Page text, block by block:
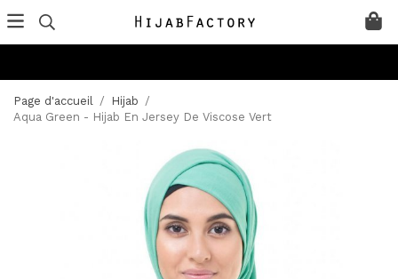
Page d'accueil / Hijab /
Aqua Green - Hijab En Jersey De Viscose Vert